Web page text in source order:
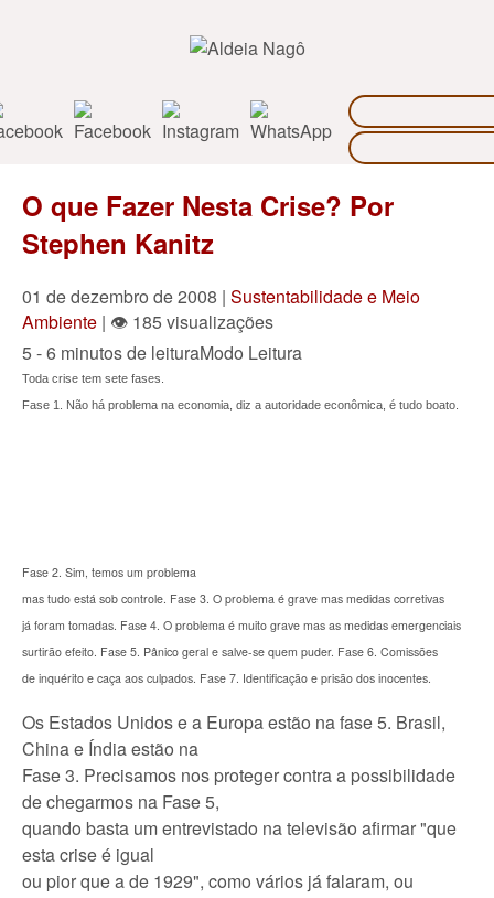
O que Fazer Nesta Crise? Por
Stephen Kanitz
01 de dezembro de 2008 | Sustentabilidade e Meio
Ambiente | 👁 185 visualizações
5 - 6 minutos de leituraModo Leitura
Toda crise tem sete fases.
Fase 1. Não há problema na economia, diz a autoridade econômica, é tudo boato.
Fase 2. Sim, temos um problema
mas tudo está sob controle. Fase 3. O problema é grave mas medidas corretivas
já foram tomadas. Fase 4. O problema é muito grave mas as medidas emergenciais
surtirão efeito. Fase 5. Pânico geral e salve-se quem puder. Fase 6. Comissões
de inquérito e caça aos culpados. Fase 7. Identificação e prisão dos inocentes.
Os Estados Unidos e a Europa estão na fase 5. Brasil,
China e Índia estão na
Fase 3. Precisamos nos proteger contra a possibilidade
de chegarmos na Fase 5,
quando basta um entrevistado na televisão afirmar "que
esta crise é igual
ou pior que a de 1929", como vários já falaram, ou